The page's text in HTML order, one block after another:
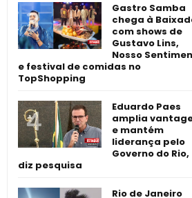
Gastro Samba
chega à
com shows de
Gustavo Lins,
Nosso
e festival de comidas no
TopShopping
Eduardo Paes
amplia
e mantém
liderança pelo
Governo do Rio,
diz pesquisa
Rio de Janeiro